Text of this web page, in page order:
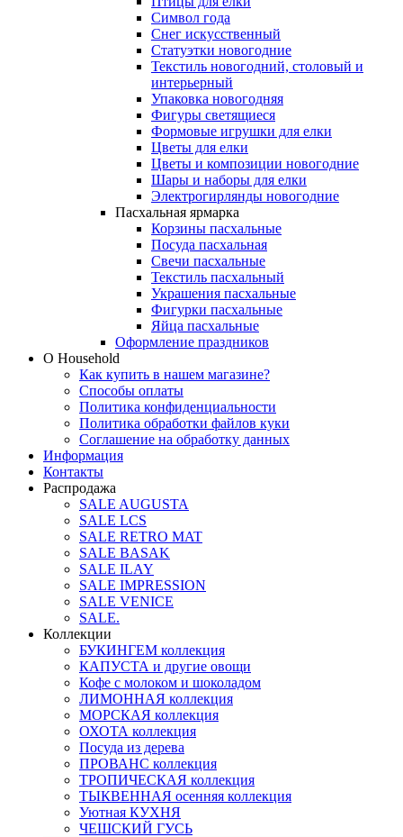
Символ года
Снег искусственный
Статуэтки новогодние
Текстиль новогодний, столовый и
интерьерный
Упаковка новогодняя
Фигуры светящиеся
Формовые игрушки для елки
Цветы для елки
Цветы и композиции новогодние
Шары и наборы для елки
Электрогирлянды новогодние
Пасхальная ярмарка
Корзины пасхальные
Посуда пасхальная
Свечи пасхальные
Текстиль пасхальный
Украшения пасхальные
Фигурки пасхальные
Яйца пасхальные
Оформление праздников
О Household
Как купить в нашем магазине?
Способы оплаты
Политика конфиденциальности
Политика обработки файлов куки
Соглашение на обработку данных
Информация
Контакты
Распродажа
SALE AUGUSTA
SALE LCS
SALE RETRO MAT
SALE BASAK
SALE ILAY
SALE IMPRESSION
SALE VENICE
SALE.
Коллекции
БУКИНГЕМ коллекция
КАПУСТА и другие овощи
Кофе с молоком и шоколадом
ЛИМОННАЯ коллекция
МОРСКАЯ коллекция
ОХОТА коллекция
Посуда из дерева
ПРОВАНС коллекция
ТРОПИЧЕСКАЯ коллекция
ТЫКВЕННАЯ осенняя коллекция
Уютная КУХНЯ
ЧЕШСКИЙ ГУСЬ